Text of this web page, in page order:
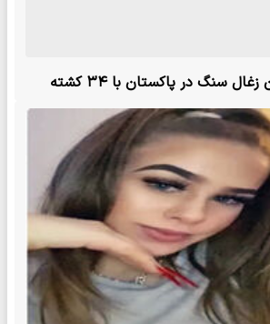
سنگ در پاکستان با ۳۴ کشته